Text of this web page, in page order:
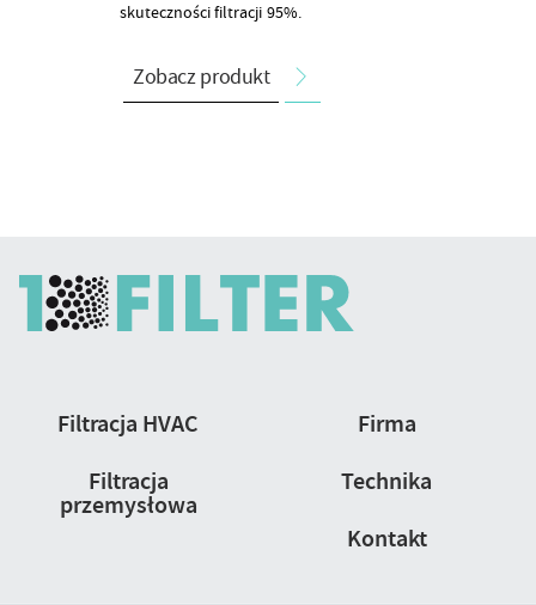
skuteczności filtracji 95%.
Zobacz produkt
Filtracja HVAC
Filtracja
przemysłowa
Firma
Technika
Kontakt